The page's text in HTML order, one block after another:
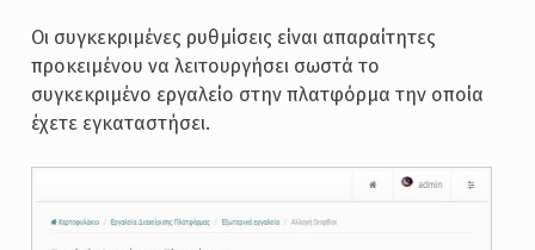
Οι συγκεκριμένες ρυθμίσεις είναι απαραίτητες
προκειμένου να λειτουργήσει σωστά το
συγκεκριμένο εργαλείο στην πλατφόρμα την οποία
έχετε εγκαταστήσει.